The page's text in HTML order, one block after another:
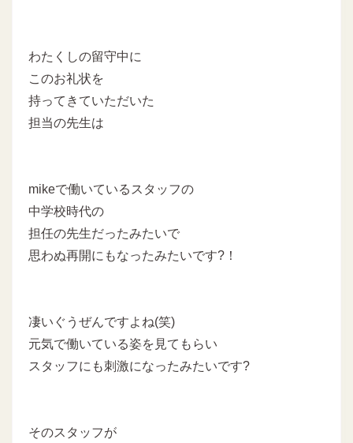
わたくしの留守中に
このお礼状を
持ってきていただいた
担当の先生は
mikeで働いているスタッフの
中学校時代の
担任の先生だったみたいで
思わぬ再開にもなったみたいです?！
凄いぐうぜんですよね(笑)
元気で働いている姿を見てもらい
スタッフにも刺激になったみたいです?
そのスタッフが